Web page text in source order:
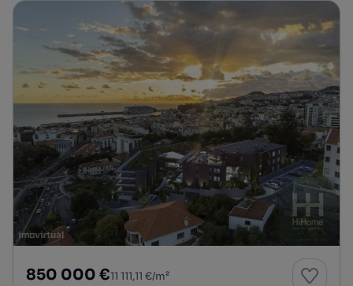
850 000 €11 111,11 €/m²